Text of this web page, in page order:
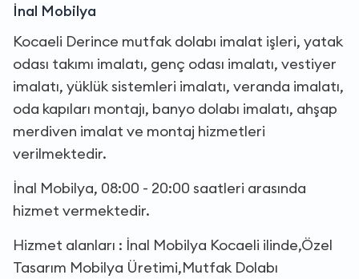
İnal Mobilya
Kocaeli Derince mutfak dolabı imalat işleri, yatak
odası takımı imalatı, genç odası imalatı, vestiyer
imalatı, yüklük sistemleri imalatı, veranda imalatı,
oda kapıları montajı, banyo dolabı imalatı, ahşap
merdiven imalat ve montaj hizmetleri
verilmektedir.
İnal Mobilya, 08:00 - 20:00 saatleri arasında
hizmet vermektedir.
Hizmet alanları : İnal Mobilya Kocaeli ilinde,Özel
Tasarım Mobilya Üretimi,Mutfak Dolabı